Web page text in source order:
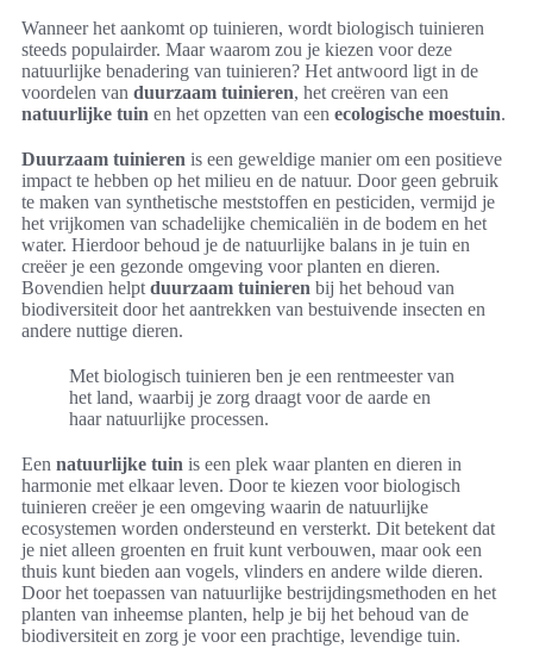
Wanneer het aankomt op tuinieren, wordt biologisch tuinieren
steeds populairder. Maar waarom zou je kiezen voor deze
natuurlijke benadering van tuinieren? Het antwoord ligt in de
voordelen van duurzaam tuinieren, het creëren van een
natuurlijke tuin en het opzetten van een ecologische moestuin.
Duurzaam tuinieren is een geweldige manier om een positieve
impact te hebben op het milieu en de natuur. Door geen gebruik
te maken van synthetische meststoffen en pesticiden, vermijd je
het vrijkomen van schadelijke chemicaliën in de bodem en het
water. Hierdoor behoud je de natuurlijke balans in je tuin en
creëer je een gezonde omgeving voor planten en dieren.
Bovendien helpt duurzaam tuinieren bij het behoud van
biodiversiteit door het aantrekken van bestuivende insecten en
andere nuttige dieren.
Met biologisch tuinieren ben je een rentmeester van
het land, waarbij je zorg draagt voor de aarde en
haar natuurlijke processen.
Een natuurlijke tuin is een plek waar planten en dieren in
harmonie met elkaar leven. Door te kiezen voor biologisch
tuinieren creëer je een omgeving waarin de natuurlijke
ecosystemen worden ondersteund en versterkt. Dit betekent dat
je niet alleen groenten en fruit kunt verbouwen, maar ook een
thuis kunt bieden aan vogels, vlinders en andere wilde dieren.
Door het toepassen van natuurlijke bestrijdingsmethoden en het
planten van inheemse planten, help je bij het behoud van de
biodiversiteit en zorg je voor een prachtige, levendige tuin.